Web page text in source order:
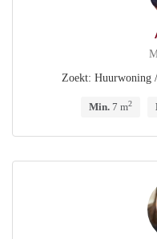
Zoekt: Huurwoning
Min. 7 m2